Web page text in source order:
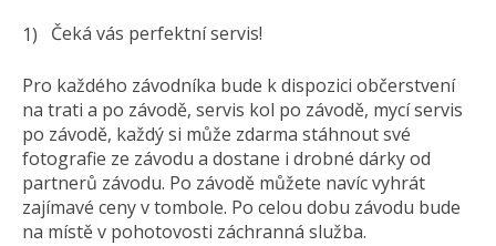
Čeká vás perfektní servis!
Pro každého závodníka bude k dispozici občerstvení
na trati a po závodě, servis kol po závodě, mycí servis
po závodě, každý si může zdarma stáhnout své
fotografie ze závodu a dostane i drobné dárky od
partnerů závodu. Po závodě můžete navíc vyhrát
zajímavé ceny v tombole. Po celou dobu závodu bude
na místě v pohotovosti záchranná služba.